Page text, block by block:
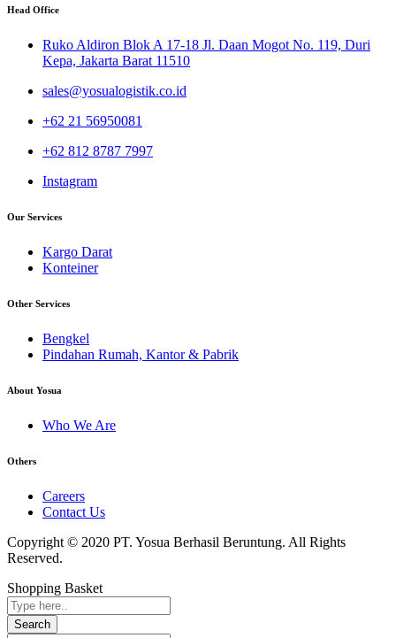
Head Office
Ruko Aldiron Blok A 17-18 Jl. Daan Mogot No. 119, Duri
Kepa, Jakarta Barat 11510
sales@yosualogistik.co.id
+62 21 56950081
+62 812 8787 7997
Instagram
Our Services
Kargo Darat
Konteiner
Other Services
Bengkel
Pindahan Rumah, Kantor & Pabrik
About Yosua
Who We Are
Others
Careers
Contact Us
Copyright © 2020 PT. Yosua Berhasil Beruntung. All Rights
Reserved.
Shopping Basket